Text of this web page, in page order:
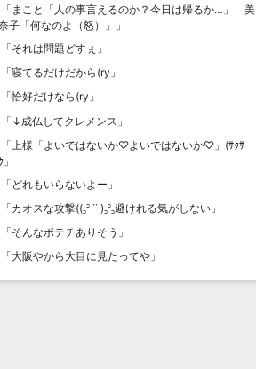
「 まこと「人の事言えるのか？今日は帰るか…」 美
子「何なのよ（怒）」
」
「それは問題どすぇ 」
「寝てるだけだから(ry 」
「恰好だけなら(ry 」
「 ↓成仏してクレメンス 」
「 上様「よいではないか♡よいではないか♡」(ｻｸｻ
」
「 どれもいらないよー 」
「カオスな攻撃((꜆꜄ ˙˙ )꜆꜄꜆避けれる気がしない 」
「そんなポテチありそう 」
「大阪やから大目に見たってや 」